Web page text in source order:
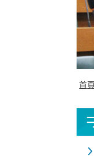
首頁